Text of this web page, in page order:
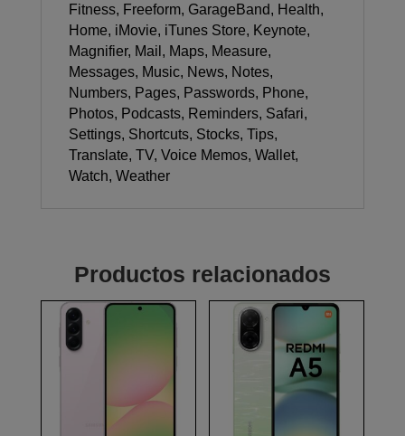
Fitness, Freeform, GarageBand, Health,
Home, iMovie, iTunes Store, Keynote,
Magnifier, Mail, Maps, Measure,
Messages, Music, News, Notes,
Numbers, Pages, Passwords, Phone,
Photos, Podcasts, Reminders, Safari,
Settings, Shortcuts, Stocks, Tips,
Translate, TV, Voice Memos, Wallet,
Watch, Weather
Productos relacionados